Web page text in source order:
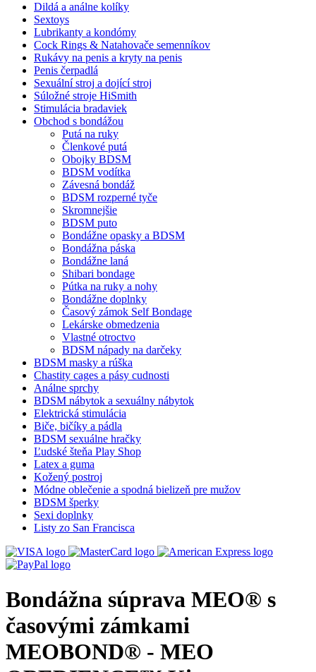
Dildá a análne kolíky
Sextoys
Lubrikanty a kondómy
Cock Rings & Natahovače semenníkov
Rukávy na penis a kryty na penis
Penis čerpadlá
Sexuální stroj a dojící stroj
Súložné stroje HiSmith
Stimulácia bradaviek
Obchod s bondážou
Putá na ruky
Členkové putá
Obojky BDSM
BDSM vodítka
Závesná bondáž
BDSM rozperné tyče
Skromnejšie
BDSM puto
Bondážne opasky a BDSM
Bondážna páska
Bondážne laná
Shibari bondage
Pútka na ruky a nohy
Bondážne doplnky
Časový zámok Self Bondage
Lekárske obmedzenia
Vlastné otroctvo
BDSM nápady na darčeky
BDSM masky a rúška
Chastity cages a pásy cudnosti
Análne sprchy
BDSM nábytok a sexuálny nábytok
Elektrická stimulácia
Biče, bičíky a pádla
BDSM sexuálne hračky
Ľudské šteňa Play Shop
Latex a guma
Kožený postroj
Módne oblečenie a spodná bielizeň pre mužov
BDSM šperky
Sexi doplnky
Listy zo San Francisca
Bondážna súprava MEO® s
časovými zámkami
MEOBOND® - MEO